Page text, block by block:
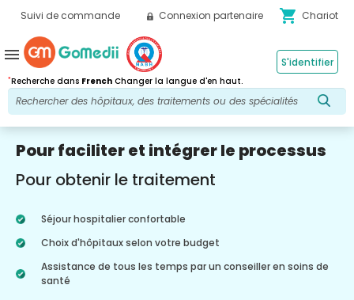
Suivi de commande Connexion partenaire shopping_cart Chariot
*Recherche dans French Changer la langue d'en haut.
S'identifier
menu
Pour faciliter et intégrer le processus
Pour obtenir le traitement
Séjour hospitalier confortable
Choix d'hôpitaux selon votre budget
Assistance de tous les temps par un conseiller en soins de
santé